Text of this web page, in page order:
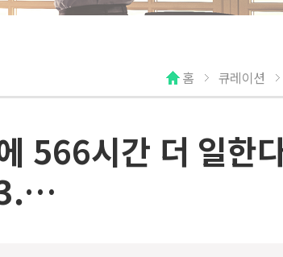
홈 큐레이션
566시간 더 일한